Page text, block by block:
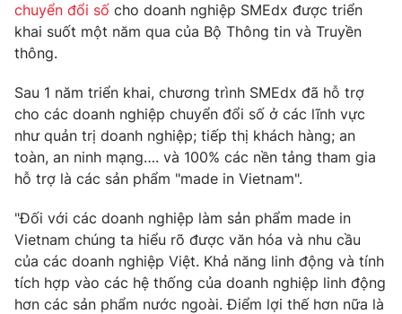
Góc doanh nghiệp
Truyền hình
Phim VTV
Hậu trường
Nhân vật
Khán giả
Giải trí
Điện ảnh
Âm nhạc
Sao
Đời sống
Du lịch
Làm đẹp
Chất lượng cuộc sống
Giáo dục
Tuyển sinh
Học trực tuyến
Công nghệ
Hitech Công nghệ tương lai
Sản phẩm
Giao lưu trực tuyến
chuyển đổi số cho doanh nghiệp SMEdx được triển
khai suốt một năm qua của Bộ Thông tin và Truyền
thông.
Sau 1 năm triển khai, chương trình SMEdx đã hỗ trợ
cho các doanh nghiệp chuyển đổi số ở các lĩnh vực
như quản trị doanh nghiệp; tiếp thị khách hàng; an
toàn, an ninh mạng…. và 100% các nền tảng tham gia
hỗ trợ là các sản phẩm "made in Vietnam".
"Đối với các doanh nghiệp làm sản phẩm made in
Vietnam chúng ta hiểu rõ được văn hóa và nhu cầu
của các doanh nghiệp Việt. Khả năng linh động và tính
tích hợp vào các hệ thống của doanh nghiệp linh động
hơn các sản phẩm nước ngoài. Điểm lợi thế hơn nữa là